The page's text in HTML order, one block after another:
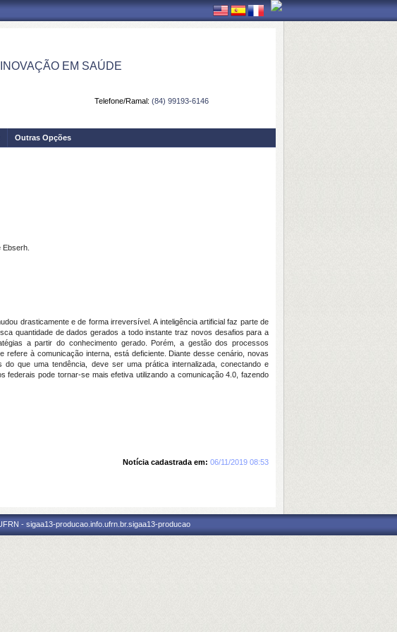
EM SAÚDE
Telefone/Ramal: (84) 99193-6146
Outras Opções
drasticamente e de forma irreversível. A inteligência artificial faz parte de
quantidade de dados gerados a todo instante traz novos desafios para a
a partir do conhecimento gerado. Porém, a gestão dos processos
à comunicação interna, está deficiente. Diante desse cenário, novas
que uma tendência, deve ser uma prática internalizada, conectando e
pode tornar-se mais efetiva utilizando a comunicação 4.0, fazendo
Notícia cadastrada em: 06/11/2019 08:53
- sigaa13-producao.info.ufrn.br.sigaa13-producao